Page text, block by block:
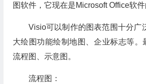
图软件，它现在是Microsoft Office软件
Visio可以制作的图表范围十分广
大绘图功能绘制地图、企业标志等。
流程图、示意图。
流程图：